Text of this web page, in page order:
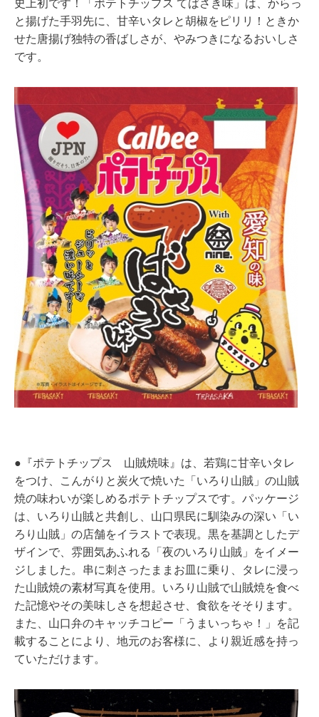
史上初です！「ポテトチップス てばさき味」は、からっ
と揚げた手羽先に、甘辛いタレと胡椒をピリリ！ときか
せた唐揚げ独特の香ばしさが、やみつきになるおいしさ
です。
●『ポテトチップス 山賊焼味』は、若鶏に甘辛いタレ
をつけ、こんがりと炭火で焼いた「いろり山賊」の山賊
焼の味わいが楽しめるポテトチップスです。パッケージ
は、いろり山賊と共創し、山口県民に馴染みの深い「い
ろり山賊」の店舗をイラストで表現。黒を基調としたデ
ザインで、雰囲気あふれる「夜のいろり山賊」をイメー
ジしました。串に刺さったままお皿に乗り、タレに浸っ
た山賊焼の素材写真を使用。いろり山賊で山賊焼を食べ
た記憶やその美味しさを想起させ、食欲をそそります。
また、山口弁のキャッチコピー「うまいっちゃ！」を記
載することにより、地元のお客様に、より親近感を持っ
ていただけます。